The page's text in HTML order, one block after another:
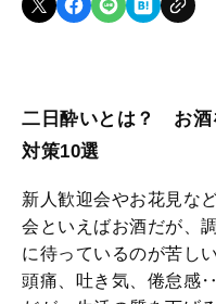
二日酔いとは？ お酒
対策10選
新人歓迎会やお花見な
会といえばお酒だが、
に待っているのが苦し
頭痛、吐き気、倦怠感